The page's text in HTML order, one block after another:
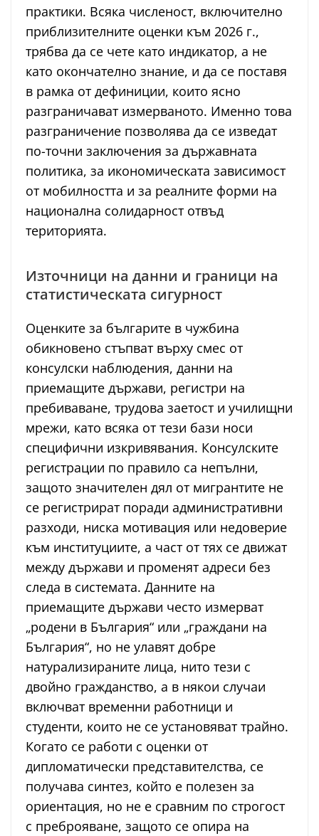
практики. Всяка численост, включително
приблизителните оценки към 2026 г.,
трябва да се чете като индикатор, а не
като окончателно знание, и да се поставя
в рамка от дефиниции, които ясно
разграничават измерваното. Именно това
разграничение позволява да се изведат
по-точни заключения за държавната
политика, за икономическата зависимост
от мобилността и за реалните форми на
национална солидарност отвъд
територията.
Източници на данни и граници на
статистическата сигурност
Оценките за българите в чужбина
обикновено стъпват върху смес от
консулски наблюдения, данни на
приемащите държави, регистри на
пребиваване, трудова заетост и училищни
мрежи, като всяка от тези бази носи
специфични изкривявания. Консулските
регистрации по правило са непълни,
защото значителен дял от мигрантите не
се регистрират поради административни
разходи, ниска мотивация или недоверие
към институциите, а част от тях се движат
между държави и променят адреси без
следа в системата. Данните на
приемащите държави често измерват
„родени в България“ или „граждани на
България“, но не улавят добре
натурализираните лица, нито тези с
двойно гражданство, а в някои случаи
включват временни работници и
студенти, които не се установяват трайно.
Когато се работи с оценки от
дипломатически представителства, се
получава синтез, който е полезен за
ориентация, но не е сравним по строгост
с преброяване, защото се опира на